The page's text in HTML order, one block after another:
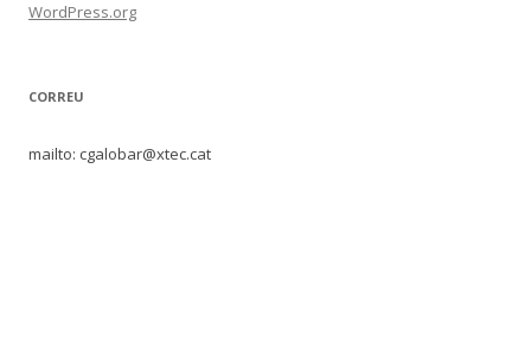
WordPress.org
CORREU
mailto: cgalobar@xtec.cat